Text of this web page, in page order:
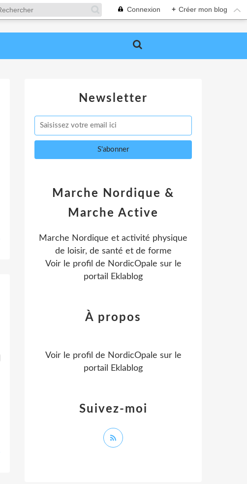
Connexion + Créer mon blog
Newsletter
Marche Nordique &
Marche Active
Marche Nordique et activité physique
de loisir, de santé et de forme
Voir le profil de NordicOpale sur le
portail Eklablog
Suivez-moi
À propos
Voir le profil de NordicOpale sur le
portail Eklablog